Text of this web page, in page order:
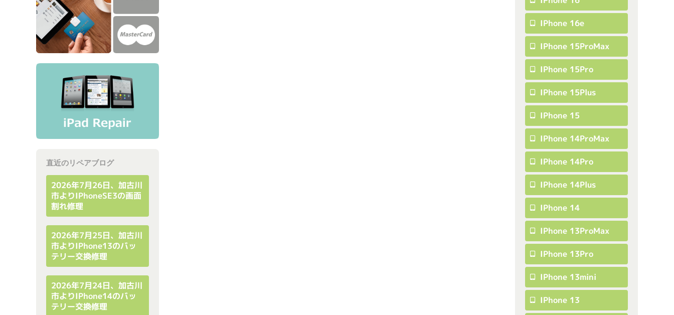
直近のリペアブログ
2026年7月26日、加古川
市よりiPhoneSE3の画面
割れ修理
2026年7月25日、加古川
市よりiPhone13のバッ
テリー交換修理
2026年7月24日、加古川
市よりiPhone14のバッ
テリー交換修理
IPhone 16e
IPhone 15ProMax
IPhone 15Pro
IPhone 15Plus
IPhone 15
IPhone 14ProMax
IPhone 14Pro
IPhone 14Plus
IPhone 14
IPhone 13ProMax
IPhone 13Pro
IPhone 13mini
IPhone 13